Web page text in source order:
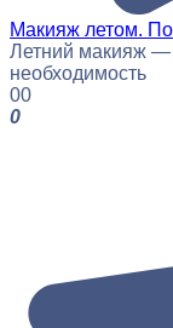
Макияж летом.
Летний макияж —
необходимость
00
0